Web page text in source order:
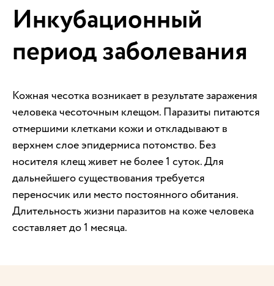
Инкубационный
период заболевания
Кожная чесотка возникает в результате заражения
человека чесоточным клещом. Паразиты питаются
отмершими клетками кожи и откладывают в
верхнем слое эпидермиса потомство. Без
носителя клещ живет не более 1 суток. Для
дальнейшего существования требуется
переносчик или место постоянного обитания.
Длительность жизни паразитов на коже человека
составляет до 1 месяца.